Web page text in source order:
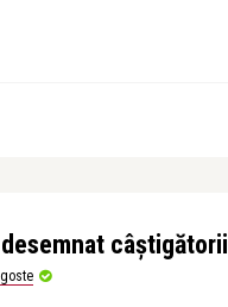
câștigătorii